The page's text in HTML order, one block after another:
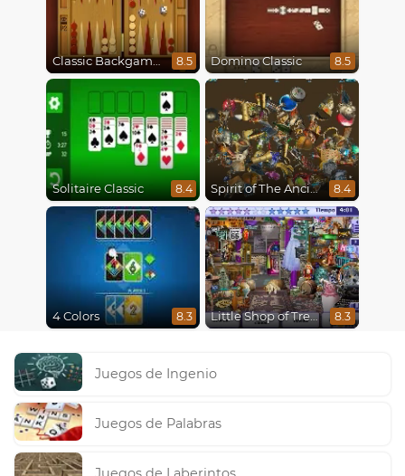
Classic Backgammon 8.5 Domino Classic 8.5
Solitaire Classic 8.4 Spirit of The Ancient Forest 8.4
4 Colors 8.3 Little Shop of Treasures 8.3
Juegos de Ingenio
Juegos de Palabras